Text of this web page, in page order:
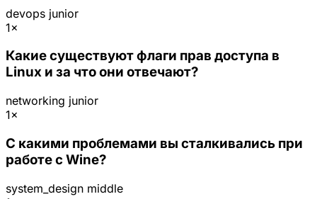
devops junior
1×
Какие существуют флаги прав доступа в
Linux и за что они отвечают?
networking junior
1×
С какими проблемами вы сталкивались при
работе с Wine?
system_design middle